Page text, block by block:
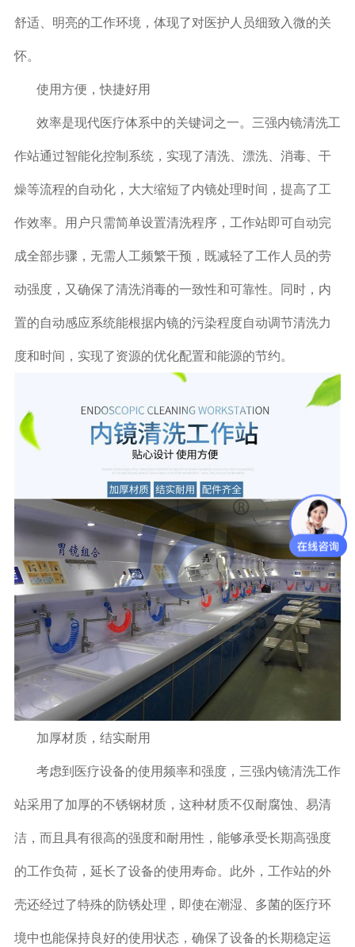
舒适、明亮的工作环境，体现了对医护人员细致入微的关
怀。
使用方便，快捷好用
效率是现代医疗体系中的关键词之一。三强内镜清洗工
作站通过智能化控制系统，实现了清洗、漂洗、消毒、干
燥等流程的自动化，大大缩短了内镜处理时间，提高了工
作效率。用户只需简单设置清洗程序，工作站即可自动完
成全部步骤，无需人工频繁干预，既减轻了工作人员的劳
动强度，又确保了清洗消毒的一致性和可靠性。同时，内
置的自动感应系统能根据内镜的污染程度自动调节清洗力
度和时间，实现了资源的优化配置和能源的节约。
加厚材质，结实耐用
考虑到医疗设备的使用频率和强度，三强内镜清洗工作
站采用了加厚的不锈钢材质，这种材质不仅耐腐蚀、易清
洁，而且具有很高的强度和耐用性，能够承受长期高强度
的工作负荷，延长了设备的使用寿命。此外，工作站的外
壳还经过了特殊的防锈处理，即使在潮湿、多菌的医疗环
境中也能保持良好的使用状态，确保了设备的长期稳定运